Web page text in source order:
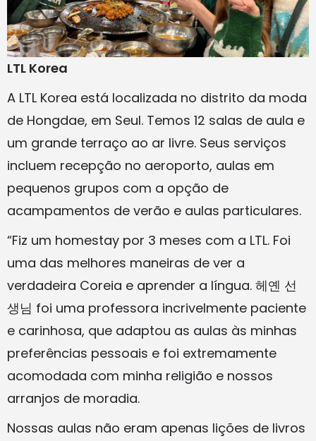
LTL Korea
A LTL Korea está localizada no distrito da moda
de Hongdae, em Seul. Temos 12 salas de aula e
um grande terraço ao ar livre. Seus serviços
incluem recepção no aeroporto, aulas em
pequenos grupos com a opção de
acampamentos de verão e aulas particulares.
“Fiz um homestay por 3 meses com a LTL. Foi
uma das melhores maneiras de ver a
verdadeira Coreia e aprender a língua. 헤옌 선
생님 foi uma professora incrivelmente paciente
e carinhosa, que adaptou as aulas às minhas
preferências pessoais e foi extremamente
acomodada com minha religião e nossos
arranjos de moradia.
Nossas aulas não eram apenas lições de livros